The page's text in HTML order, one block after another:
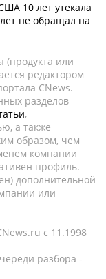
10 лет утекала
не обращал на
или
редактором
CNews.
разделов
,
а также
образом, чем
компании
профиль.
дополнительной
или
c 11.1998
разбора -